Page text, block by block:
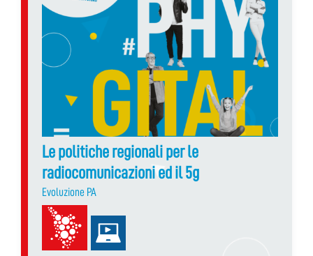
Le politiche regionali per le
radiocomunicazioni ed il 5g
Evoluzione PA